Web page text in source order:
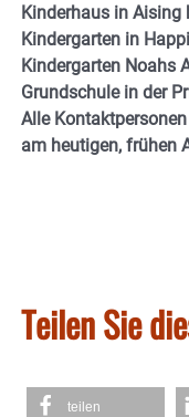
Kinderhaus in Aising
Kindergarten in
Kindergarten Noahs
Grundschule in der
Alle
am heutigen, frühen
Teilen Sie
teilen